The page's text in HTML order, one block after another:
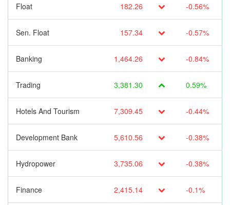
Float 182.26 -0.56%
Sen. Float 157.34 -0.57%
Banking 1,464.26 -0.84%
Trading 3,381.30 0.59%
Hotels And Tourism 7,309.45 -0.44%
Development Bank 5,610.56 -0.38%
Hydropower 3,735.06 -0.38%
Finance 2,415.14 -0.1%